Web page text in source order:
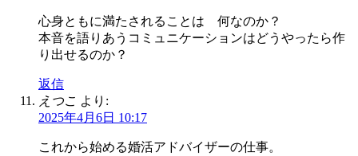
心身ともに満たされることは 何なのか？
本音を語りあうコミュニケーションはどうやったら作
り出せるのか？
返信
えつこ より:
2025年4月6日 10:17
これから始める婚活アドバイザーの仕事。